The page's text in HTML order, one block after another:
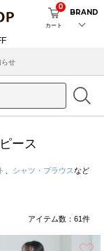
カート
0
BRAND
ース
シャツ・ブラウスなど
アイテム数： 61件